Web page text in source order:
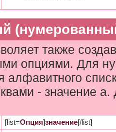
также
опциями. Для
алфавитного
- значение
[list=Опция]значение[/list]